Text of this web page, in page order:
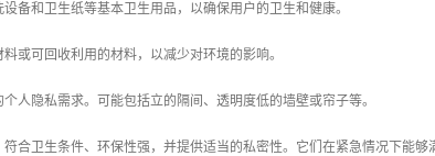
备和卫生纸等基本卫生用品，以确保用户的卫生和健康。
或可回收利用的材料，以减少对环境的影响。
人隐私需求。可能包括立的隔间、透明度低的墙壁或帘子等。
合卫生条件、环保性强，并提供适当的私密性。它们在紧急情况下能够